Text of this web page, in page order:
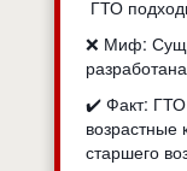
ГТО
❌ Миф:
✔️ Факт: ГТО
возрастные
старшего